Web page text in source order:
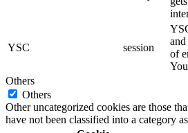
YSC session
of
Others
Others
Other uncategorized cookies are those
have not been classified into a category